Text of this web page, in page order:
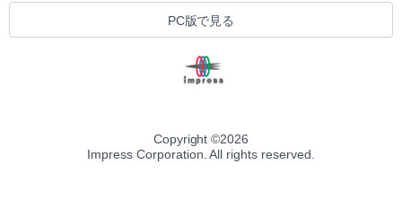
PC版で見る
Copyright ©2026
Impress Corporation. All rights reserved.